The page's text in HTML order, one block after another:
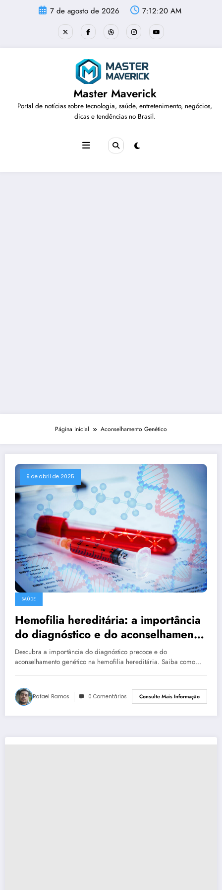
7 de agosto de 2026 7:12:21 AM
Master Maverick
Portal de notícias sobre tecnologia, saúde, entretenimento, negócios,
dicas e tendências no Brasil.
Página inicial Aconselhamento Genético
9 de abril de 2025
SAÚDE
Hemofilia hereditária: a importância
do diagnóstico e do aconselhamento
genético
Descubra a importância do diagnóstico precoce e do
aconselhamento genético na hemofilia hereditária. Saiba como…
Rafael Ramos 0 Comentários Consulte Mais Informação